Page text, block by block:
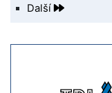
Další